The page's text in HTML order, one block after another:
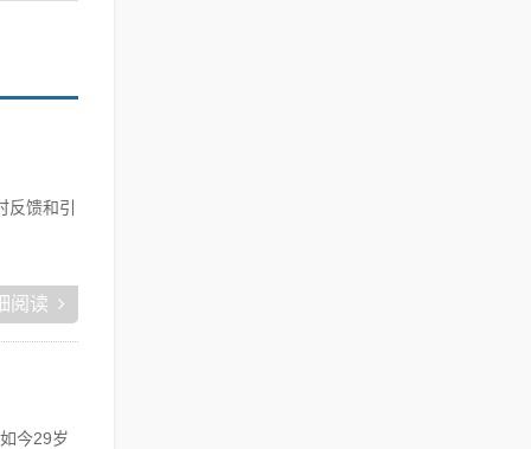
馈和引
阅读
今29岁